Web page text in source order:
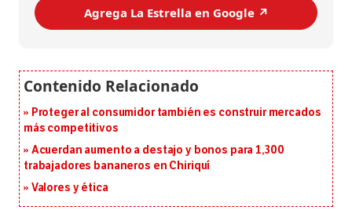
Agrega La Estrella en Google ↗️
Proteger al consumidor también es construir mercados
más competitivos
Acuerdan aumento a destajo y bonos para 1,300
trabajadores bananeros en Chiriquí
Valores y ética